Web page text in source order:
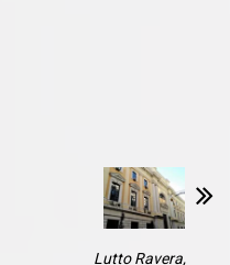
Lutto Ravera,